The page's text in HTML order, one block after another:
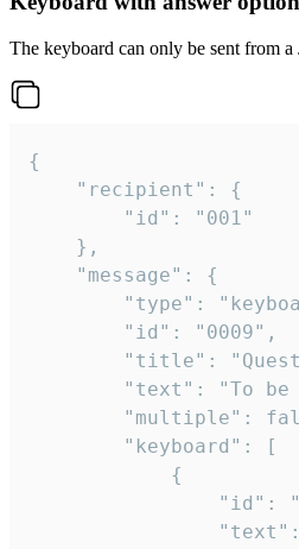
The keyboard can only be sent from
{